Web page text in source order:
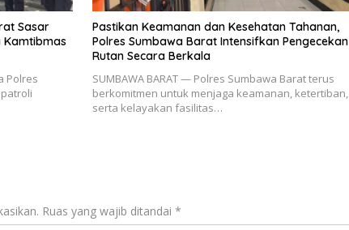
Sasar
Kamtibmas
Polres
Pastikan Keamanan dan Kesehatan Tahanan,
Polres Sumbawa Barat Intensifkan Pengecekan
Rutan Secara Berkala
SUMBAWA BARAT — Polres Sumbawa Barat terus
berkomitmen untuk menjaga keamanan, ketertiban,
serta kelayakan fasilitas…
Ruas yang wajib ditandai *